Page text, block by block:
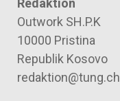
Redaktion
Outwork SH.P.K
10000 Pristina
Republik Kosovo
redaktion@tung.ch